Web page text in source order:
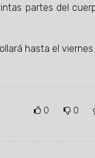
partes del
hasta el viernes
0 0